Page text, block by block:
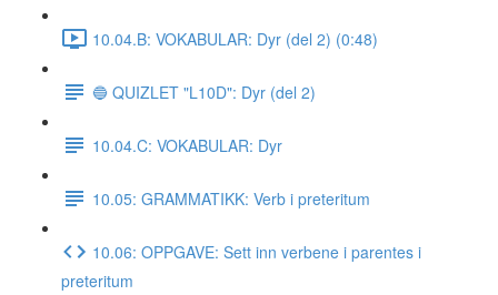
10.04.B: VOKABULAR: Dyr (del 2) (0:48)
🔵 QUIZLET "L10D": Dyr (del 2)
10.04.C: VOKABULAR: Dyr
10.05: GRAMMATIKK: Verb i preteritum
10.06: OPPGAVE: Sett inn verbene i parentes i
preteritum